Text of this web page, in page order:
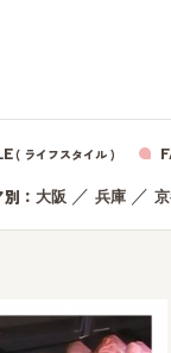
( ライフスタイル )
： 大阪 ／ 兵庫／